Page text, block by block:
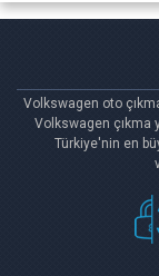
Volkswagen oto
Volkswagen çıkma
Türkiye'nin en